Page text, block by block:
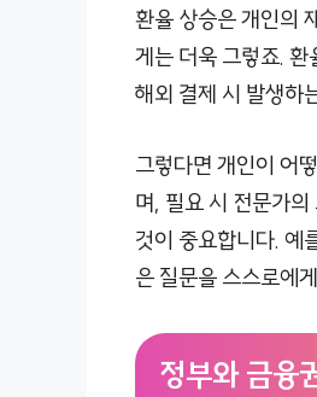
환율 상승은 개인의
게는 더욱 그렇죠.
해외 결제 시 발생하
그렇다면 개인이 어
며, 필요 시 전문가
것이 중요합니다. 예
은 질문을 스스로에
정부와 금융